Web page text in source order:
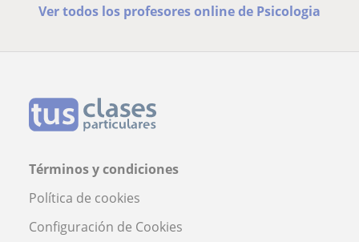
Ver todos los profesores online de Psicologia
Términos y condiciones
Política de cookies
Configuración de Cookies